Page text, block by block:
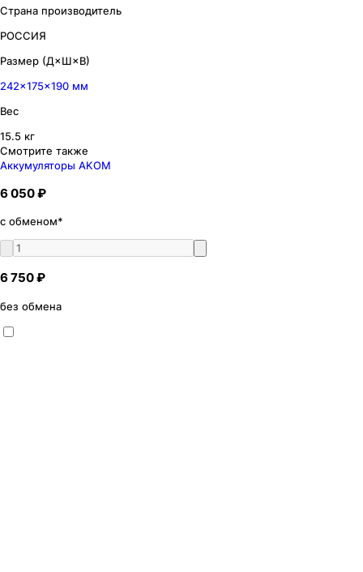
Страна производитель
РОССИЯ
Размер (Д×Ш×В)
242×175×190 мм
Вес
15.5 кг
Смотрите также
Аккумуляторы AKOM
6 050 ₽
с обменом*
6 750 ₽
без обмена